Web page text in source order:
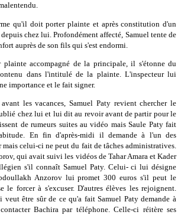
qu'il doit porter plainte et après constitution d'un
chez lui. Profondément affecté, Samuel tente de
auprès de son fils qui s'est endormi.
plainte accompagné de la principale, il s'étonne du
dans l'intitulé de la plainte. L'inspecteur lui
importance et le fait signer.
les vacances, Samuel Paty revient chercher le
chez lui et lui dit au revoir avant de partir pour le
de rumeurs suites au vidéo mais Saule Paty fait
En fin d'après-midi il demande à l'un des
mais celui-ci ne peut du fait de tâches administratives.
qui avait suivi les vidéos de Tahar Amara et Kader
s'il connaît Samuel Paty. Celui- ci lui désigne
Anzorov lui promet 300 euros s'il peut le
le forcer à s'excuser. D'autres élèves les rejoignent.
être sûr de ce qu'a fait Samuel Paty demande à
Bachira par téléphone. Celle-ci réitère ses